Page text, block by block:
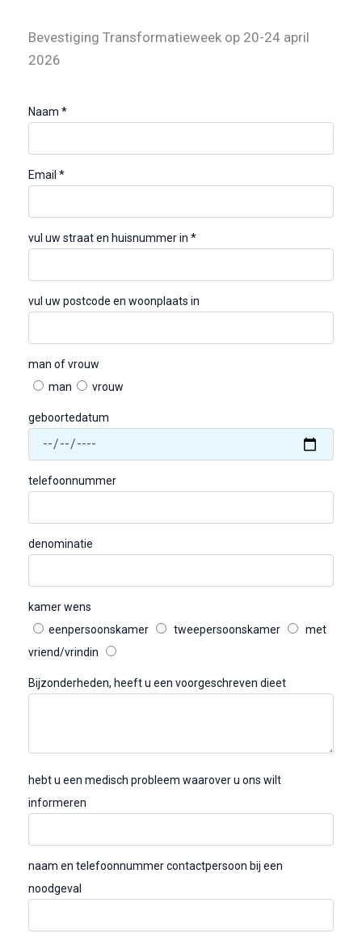
content
Bevestiging Transformatieweek op 20-24 april
2026
Naam *
Email *
vul uw straat en huisnummer in *
vul uw postcode en woonplaats in
man of vrouw
man
vrouw
geboortedatum
telefoonnummer
denominatie
kamer wens
eenpersoonskamer
tweepersoonskamer
met
vriend/vrindin
Bijzonderheden, heeft u een voorgeschreven dieet
hebt u een medisch probleem waarover u ons wilt
informeren
naam en telefoonnummer contactpersoon bij een
noodgeval